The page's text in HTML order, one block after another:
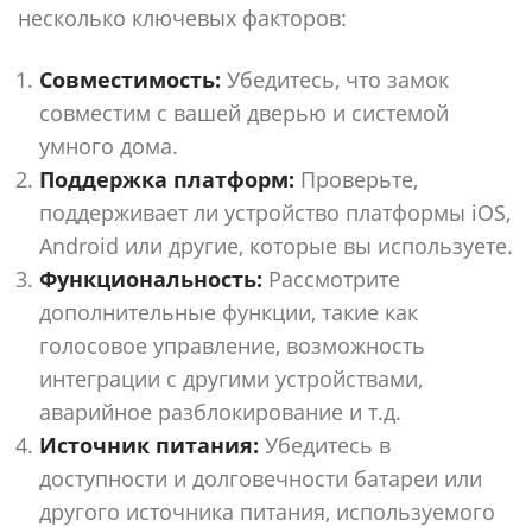
несколько ключевых факторов:
Совместимость: Убедитесь, что замок
совместим с вашей дверью и системой
умного дома.
Поддержка платформ: Проверьте,
поддерживает ли устройство платформы iOS,
Android или другие, которые вы используете.
Функциональность: Рассмотрите
дополнительные функции, такие как
голосовое управление, возможность
интеграции с другими устройствами,
аварийное разблокирование и т.д.
Источник питания: Убедитесь в
доступности и долговечности батареи или
другого источника питания, используемого